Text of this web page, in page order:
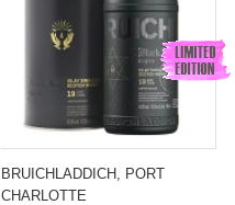
BRUICHLADDICH, PORT
CHARLOTTE